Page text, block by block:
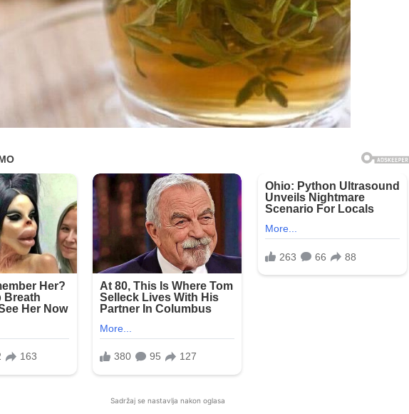
Sadržaj se nastavlja nakon oglasa